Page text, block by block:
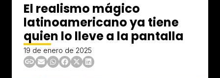
El realismo mágico
latinoamericano ya tiene
quien lo lleve a la pantalla
19 de enero de 2025